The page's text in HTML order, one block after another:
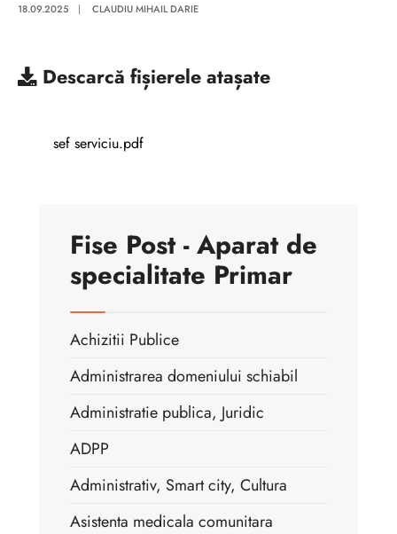
18.09.2025 | CLAUDIU MIHAIL DARIE
Descarcă fișierele atașate
sef serviciu.pdf
Fise Post - Aparat de
specialitate Primar
Achizitii Publice
Administrarea domeniului schiabil
Administratie publica, Juridic
ADPP
Administrativ, Smart city, Cultura
Asistenta medicala comunitara